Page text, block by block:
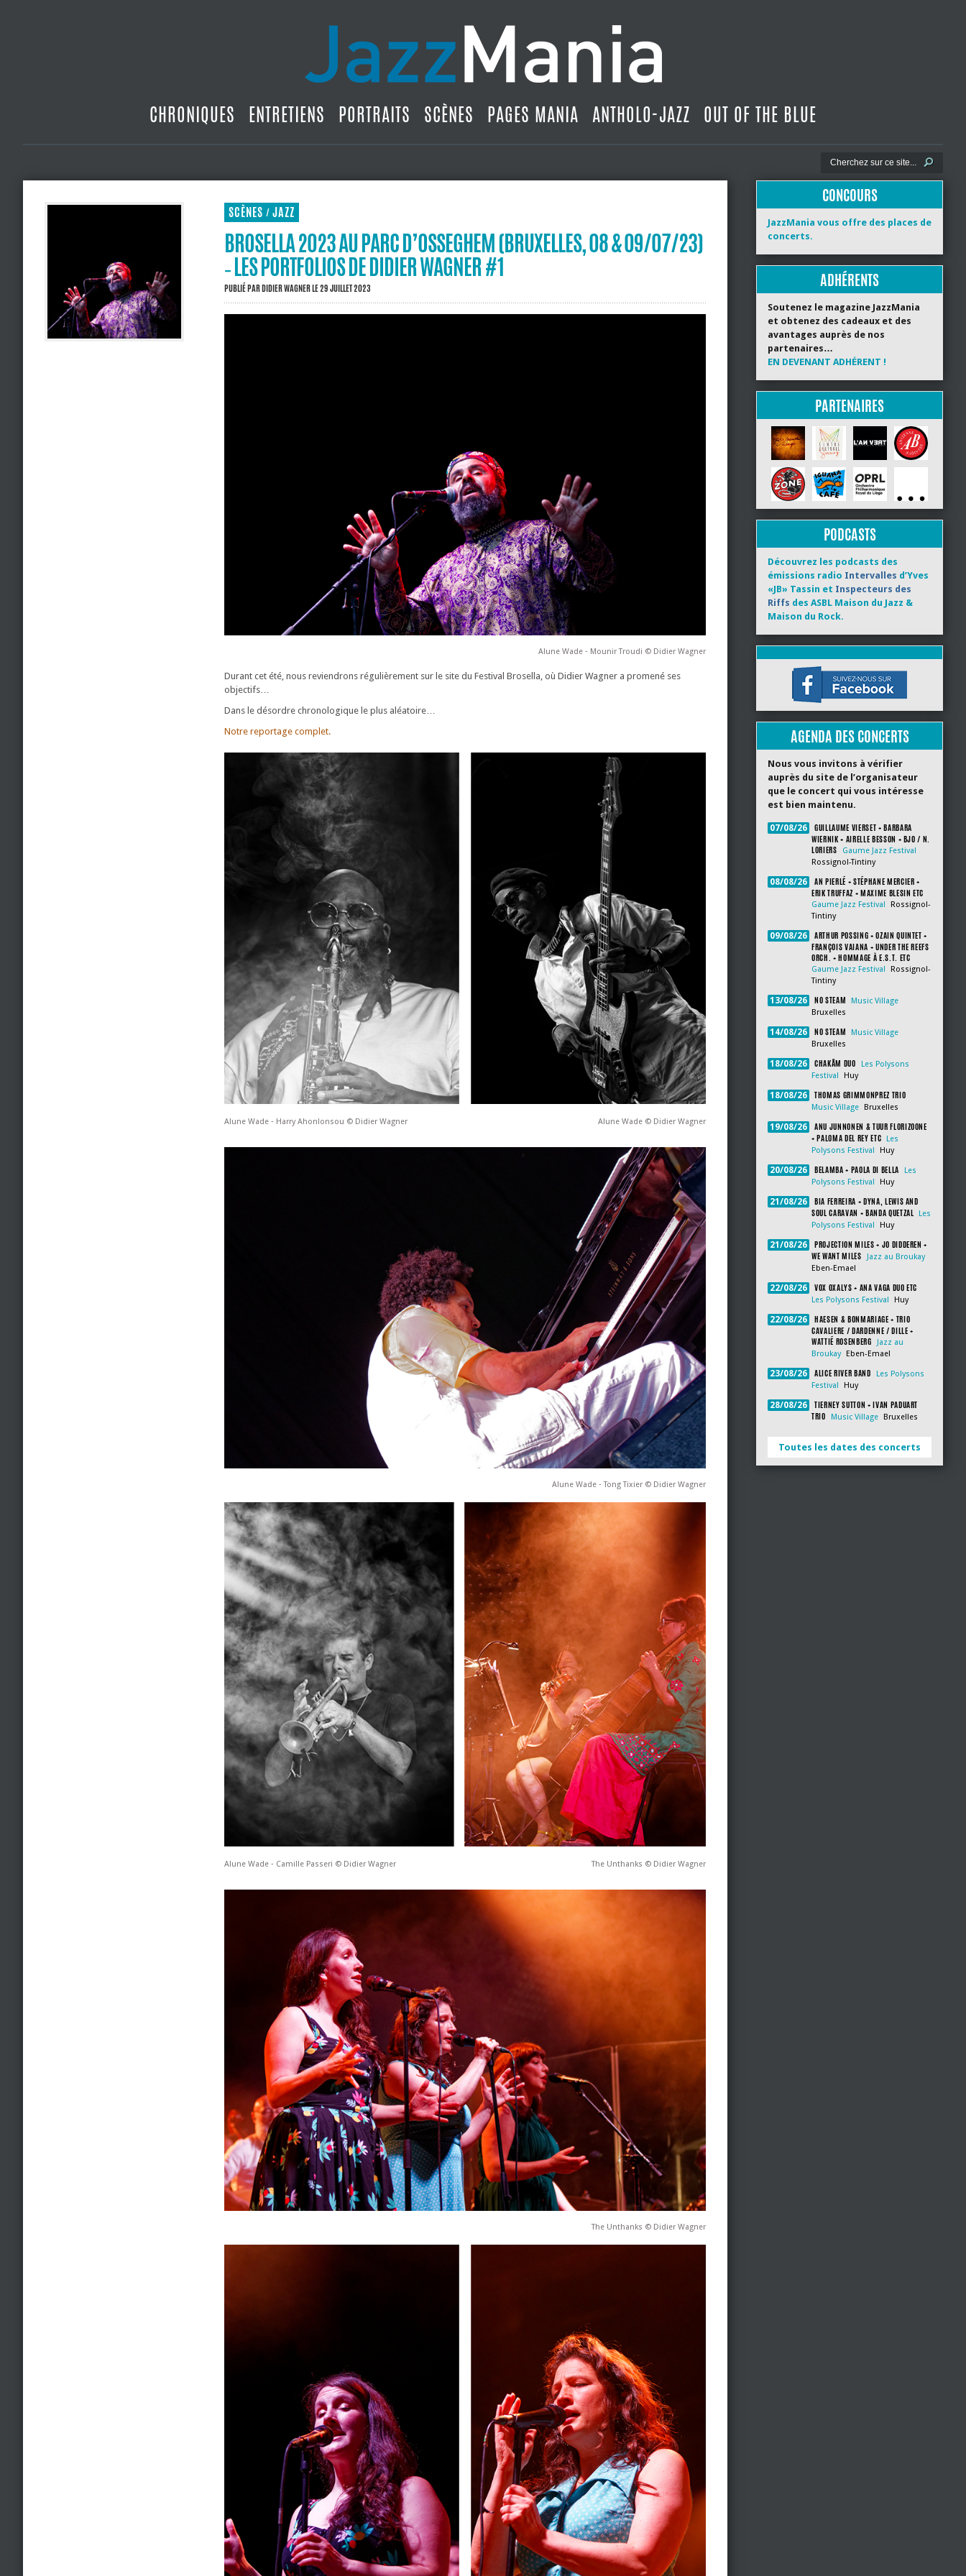
CHRONIQUES ENTRETIENS PORTRAITS SCÈNES PAGES MANIA ANTHOLO-JAZZ OUT OF THE BLUE
SCÈNES / JAZZ
BROSELLA 2023 AU PARC D’OSSEGHEM (BRUXELLES, 08 & 09/07/23)
‐ LES PORTFOLIOS DE DIDIER WAGNER #1
PUBLIÉ PARDIDIER WAGNERLE 29 JUILLET 2023
Alune Wade ‐ Mounir Troudi © Didier Wagner
Durant cet été, nous reviendrons régulièrement sur le site du Festival Brosella, où Didier Wagner a promené ses
objectifs…
Dans le désordre chronologique le plus aléatoire…
Notre reportage complet.
Alune Wade ‐ Harry Ahonlonsou © Didier Wagner Alune Wade © Didier Wagner
Alune Wade ‐ Tong Tixier © Didier Wagner
Alune Wade ‐ Camille Passeri © Didier Wagner The Unthanks © Didier Wagner
The Unthanks © Didier Wagner
CONCOURS
JazzMania vous offre des places de
concerts.
ADHÉRENTS
Soutenez le magazine JazzMania
et obtenez des cadeaux et des
avantages auprès de nos
partenaires…
EN DEVENANT ADHÉRENT !
PARTENAIRES
PODCASTS
Découvrez les podcasts des
émissions radio Intervalles d’Yves
«JB» Tassin et Inspecteurs des
Riffs des ASBL Maison du Jazz &
Maison du Rock.
AGENDA DES CONCERTS
Nous vous invitons à vérifier
auprès du site de l’organisateur
que le concert qui vous intéresse
est bien maintenu.
07/08/26
GUILLAUME VIERSET + BARBARA
WIERNIK + AIRELLE BESSON + BJO / N.
LORIERS
Gaume Jazz Festival
Rossignol-Tintiny
08/08/26
AN PIERLÉ + STÉPHANE MERCIER +
ERIK TRUFFAZ + MAXIME BLESIN ETC
Gaume Jazz Festival
Rossignol-
Tintiny
09/08/26
ARTHUR POSSING + OZAIN QUINTET +
FRANÇOIS VAIANA + UNDER THE REEFS
ORCH. + HOMMAGE À E.S.T. ETC
Gaume Jazz Festival
Rossignol-
Tintiny
13/08/26 NO STEAM
Music Village
Bruxelles
14/08/26 NO STEAM
Music Village
Bruxelles
18/08/26 CHAKÂM DUO
Les Polysons
Festival
Huy
18/08/26 THOMAS GRIMMONPREZ TRIO
Music Village Bruxelles
19/08/26
ANU JUNNONEN & TUUR FLORIZOONE
+ PALOMA DEL REY ETC
Les
Polysons Festival
Huy
20/08/26 BELAMBA + PAOLA DI BELLA
Les
Polysons Festival
Huy
21/08/26
BIA FERREIRA + DYNA, LEWIS AND
SOUL CARAVAN + BANDA QUETZAL
Les
Polysons Festival
Huy
21/08/26
PROJECTION MILES + JO DIDDEREN +
WE WANT MILES
Jazz au Broukay
Eben-Emael
22/08/26 VOX OXALYS + ANA VAGA DUO ETC
Les Polysons Festival Huy
22/08/26
HAESEN & BONMARIAGE + TRIO
CAVALIERE / DARDENNE / DILLE +
WATTIÉ ROSENBERG
Jazz au
Broukay
Eben-Emael
23/08/26 ALICE RIVER BAND
Les Polysons
Festival
Huy
28/08/26
TIERNEY SUTTON + IVAN PADUART
TRIO
Music Village Bruxelles
Toutes les dates des concerts